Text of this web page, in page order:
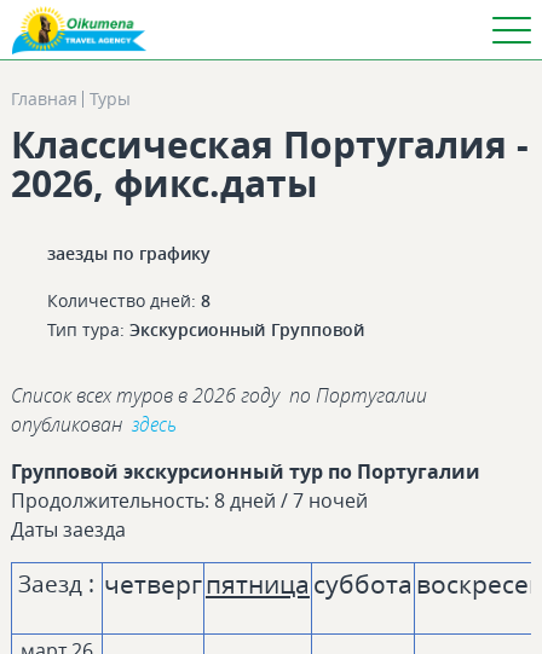
Главная Туры
Классическая Португалия -
2026, фикс.даты
заезды по графику
Количество дней: 8
Тип тура: Экскурсионный Групповой
Список всех туров в 2026 году по Португалии
опубликован здесь
Групповой экскурсионный тур по Португалии
Продолжительность: 8 дней / 7 ночей
Даты заезда
Заезд : четвергпятница суббота